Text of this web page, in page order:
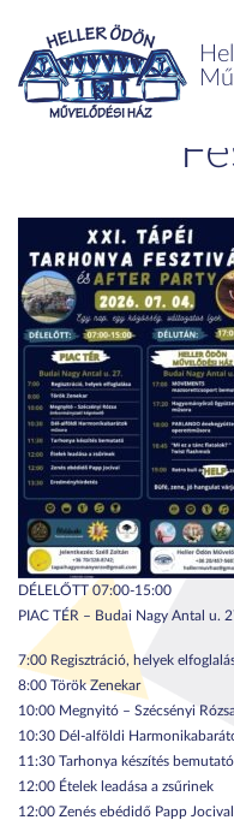
XXI.
DÉLELŐTT 07:00-15:00
PIAC TÉR – Budai Nagy Antal u.
7:00 Regisztráció, helyek
8:00 Török Zenekar
10:00 Megnyitó – Szécsényi
10:30 Dél-alföldi
11:30 Tarhonya készítés bemutató
12:00 Ételek leadása a zsűrinek
12:00 Zenés ebédidő Papp Jocival